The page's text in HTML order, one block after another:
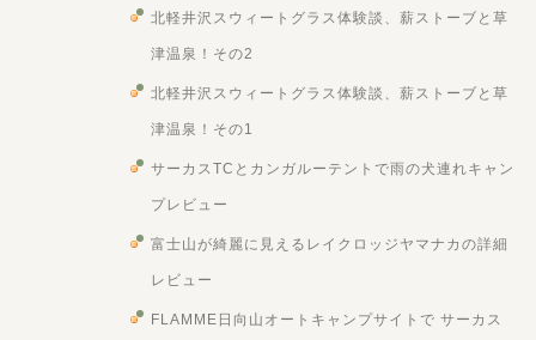
北軽井沢スウィートグラス体験談、薪ストーブと草
津温泉！その2
北軽井沢スウィートグラス体験談、薪ストーブと草
津温泉！その1
サーカスTCとカンガルーテントで雨の犬連れキャン
プレビュー
富士山が綺麗に見えるレイクロッジヤマナカの詳細
レビュー
FLAMME日向山オートキャンプサイトで サーカス